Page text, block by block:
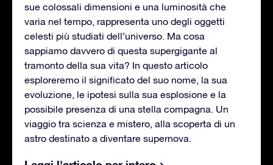
sue colossali dimensioni e una luminosità che
varia nel tempo, rappresenta uno degli oggetti
celesti più studiati dell’universo. Ma cosa
sappiamo davvero di questa supergigante al
tramonto della sua vita? In questo articolo
esploreremo il significato del suo nome, la sua
evoluzione, le ipotesi sulla sua esplosione e la
possibile presenza di una stella compagna. Un
viaggio tra scienza e mistero, alla scoperta di un
astro destinato a diventare supernova.